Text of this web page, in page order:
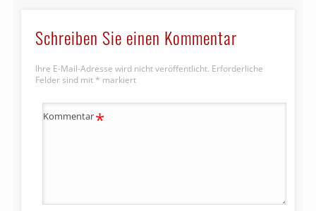
Schreiben Sie einen Kommentar
Ihre E-Mail-Adresse wird nicht veröffentlicht. Erforderliche
Felder sind mit * markiert
Kommentar*